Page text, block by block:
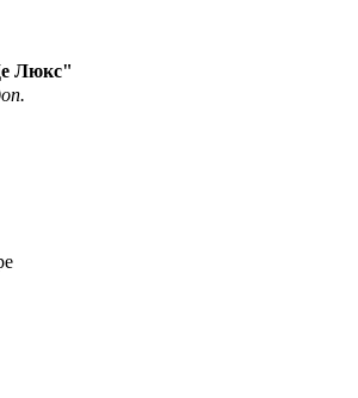
Люкс"